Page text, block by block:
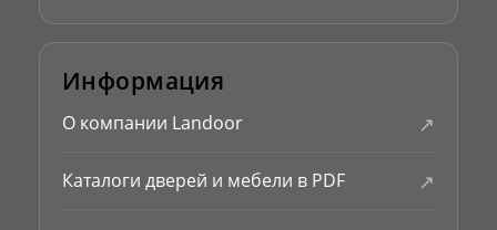
Информация
О компании Landoor ↗
Каталоги дверей и мебели в PDF ↗